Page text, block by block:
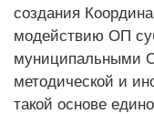
создания
модействию ОП
муниципальными
методической и
такой основе